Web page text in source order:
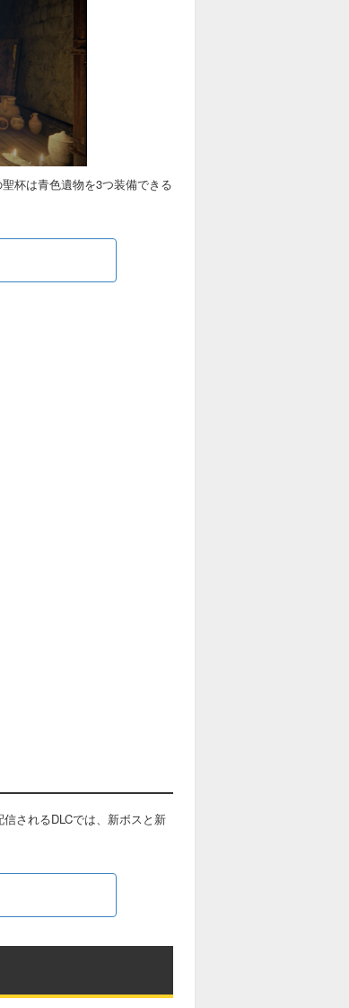
杯は青色遺物を3つ装備できる
されるDLCでは、新ボスと新